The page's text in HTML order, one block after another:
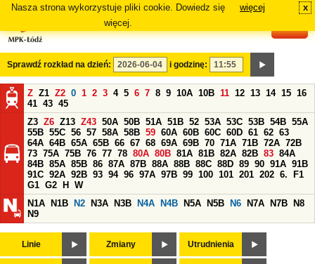
Nasza strona wykorzystuje pliki cookie. Dowiedz się
więcej.
więcej x
Sprawdź rozkład na dzień: i godzinę:
Z Z1 Z2 0 1 2 3 4 5 6 7 8 9 10A 10B 11 12 13 14 15 16
41 43 45
Z3 Z6 Z13 Z43 50A 50B 51A 51B 52 53A 53C 53B 54B 55A
55B 55C 56 57 58A 58B 59 60A 60B 60C 60D 61 62 63
64A 64B 65A 65B 66 67 68 69A 69B 70 71A 71B 72A 72B
73 75A 75B 76 77 78 80A 80B 81A 81B 82A 82B 83 84A
84B 85A 85B 86 87A 87B 88A 88B 88C 88D 89 90 91A 91B
91C 92A 92B 93 94 96 97A 97B 99 100 101 201 202 6.
F1
G1 G2 H
W
N1A
N1B N2 N3A N3B N4A N4B N5A N5B N6 N7A N7B
N8
N9
Linie Zmiany Utrudnienia